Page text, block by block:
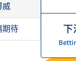
威
期待 下